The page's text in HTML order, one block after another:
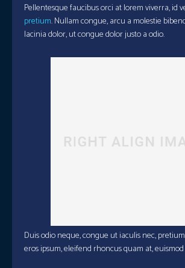
Pellentesque faucibus orci at lorem viverra, id
pretium. Nullam congue, arcu a molestie
lacinia dolor, ut congue dolor justo a odio.
Duis odio neque, congue ut iaculis nec,
eros ipsum, eleifend rhoncus quam at,